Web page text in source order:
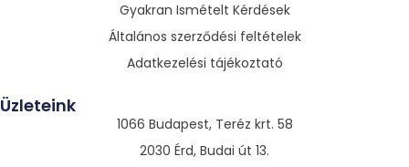
Gyakran Ismételt Kérdések
Általános szerződési feltételek
Adatkezelési tájékoztató
Üzleteink
1066 Budapest, Teréz krt. 58
2030 Érd, Budai út 13.